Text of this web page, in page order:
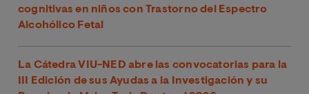
cognitivas en niños con Trastorno del Espectro
Alcohólico Fetal
La Cátedra VIU-NED abre las convocatorias para la
III Edición de sus Ayudas a la Investigación y su